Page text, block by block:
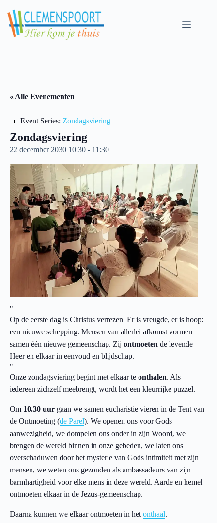
content
« Alle Evenementen
Event Series: Zondagsviering
Zondagsviering
22 december 2030 10:30 - 11:30
Op de eerste dag is Christus verrezen. Er is vreugde, er is hoop:
een nieuwe schepping. Mensen van allerlei afkomst vormen
samen één nieuwe gemeenschap. Zij ontmoeten de levende
Heer en elkaar in eenvoud en blijdschap.
Onze zondagsviering begint met elkaar te onthalen. Als
iedereen zichzelf meebrengt, wordt het een kleurrijke puzzel.
Om 10.30 uur gaan we samen eucharistie vieren in de Tent van
de Ontmoeting (de Parel). We openen ons voor Gods
aanwezigheid, we dompelen ons onder in zijn Woord, we
brengen de wereld binnen in onze gebeden, we laten ons
overschaduwen door het mysterie van Gods intimiteit met zijn
mensen, we weten ons gezonden als ambassadeurs van zijn
barmhartigheid voor elke mens in deze wereld. Aarde en hemel
ontmoeten elkaar in de Jezus-gemeenschap.
Daarna kunnen we elkaar ontmoeten in het onthaal.